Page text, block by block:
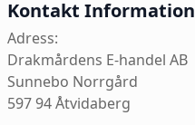
Kontakt Information
Adress:
Drakmårdens E-handel AB
Sunnebo Norrgård
597 94 Åtvidaberg